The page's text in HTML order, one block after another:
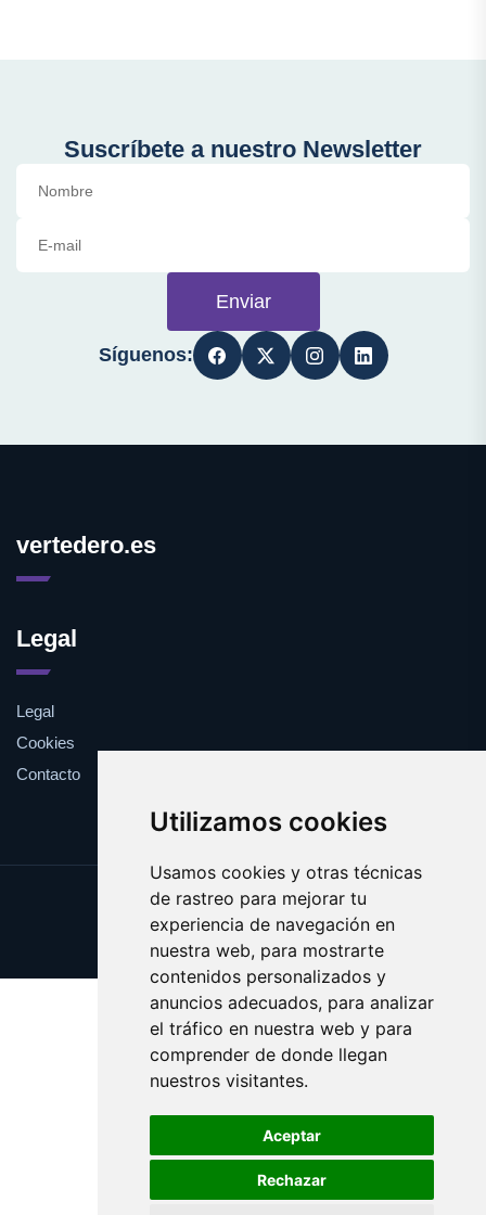
Utilizamos cookies
Usamos cookies y otras técnicas
de rastreo para mejorar tu
experiencia de navegación en
nuestra web, para mostrarte
contenidos personalizados y
anuncios adecuados, para analizar
el tráfico en nuestra web y para
comprender de donde llegan
nuestros visitantes.
Aceptar
Rechazar
Suscríbete a nuestro Newsletter
Enviar
Síguenos:
vertedero.es
Legal
Legal
Cookies
Contacto
Update cookies preferences
Copyright © 2025 vertedero.es